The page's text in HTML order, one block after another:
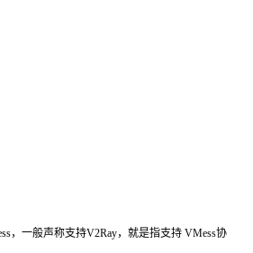
，一般声称支持V2Ray，就是指支持 VMess协